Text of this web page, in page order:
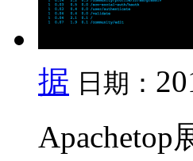
据 日期：
Apachetop